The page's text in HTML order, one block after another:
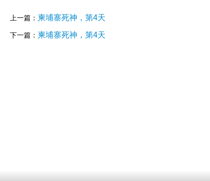
上一篇： 柬埔寨死神，第4天
下一篇： 柬埔寨死神，第4天